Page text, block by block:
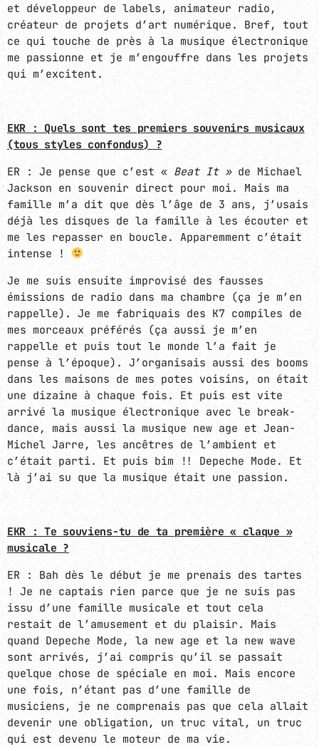
et développeur de labels, animateur radio,
créateur de projets d’art numérique. Bref, tout
ce qui touche de près à la musique électronique
me passionne et je m’engouffre dans les projets
qui m’excitent.
EKR : Quels sont tes premiers souvenirs musicaux
(tous styles confondus) ?
ER : Je pense que c’est « Beat It »de Michael
Jackson en souvenir direct pour moi. Mais ma
famille m’a dit que dès l’âge de 3 ans, j’usais
déjà les disques de la famille à les écouter et
me les repasser en boucle. Apparemment c’était
intense !
Je me suis ensuite improvisé des fausses
émissions de radio dans ma chambre (ça je m’en
rappelle). Je me fabriquais des K7 compiles de
mes morceaux préférés (ça aussi je m’en
rappelle et puis tout le monde l’a fait je
pense à l’époque). J’organisais aussi des booms
dans les maisons de mes potes voisins, on était
une dizaine à chaque fois. Et puis est vite
arrivé la musique électronique avec le break-
dance, mais aussi la musique new age et Jean-
Michel Jarre, les ancêtres de l’ambient et
c’était parti. Et puis bim !! Depeche Mode. Et
là j’ai su que la musique était une passion.
EKR : Te souviens-tu de ta première « claque »
musicale ?
ER : Bah dès le début je me prenais des tartes
! Je ne captais rien parce que je ne suis pas
issu d’une famille musicale et tout cela
restait de l’amusement et du plaisir. Mais
quand Depeche Mode, la new age et la new wave
sont arrivés, j’ai compris qu’il se passait
quelque chose de spéciale en moi. Mais encore
une fois, n’étant pas d’une famille de
musiciens, je ne comprenais pas que cela allait
devenir une obligation, un truc vital, un truc
qui est devenu le moteur de ma vie.